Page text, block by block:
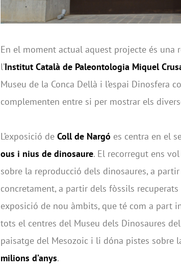
En el moment actual aquest projecte és
l’Institut Català de Paleontologia Miquel
Museu de la Conca Dellà i l’espai Dinosfera
complementen entre si per mostrar els
L’exposició de Coll de Nargó es centra en el
ous i nius de dinosaure. El recorregut ens
sobre la reproducció dels dinosaures, a
concretament, a partir dels fòssils recuperats
exposició de nou àmbits, que té com a part
tots el centres del Museu dels Dinosaures
paisatge del Mesozoic i li dóna pistes sobre
milions d’anys.